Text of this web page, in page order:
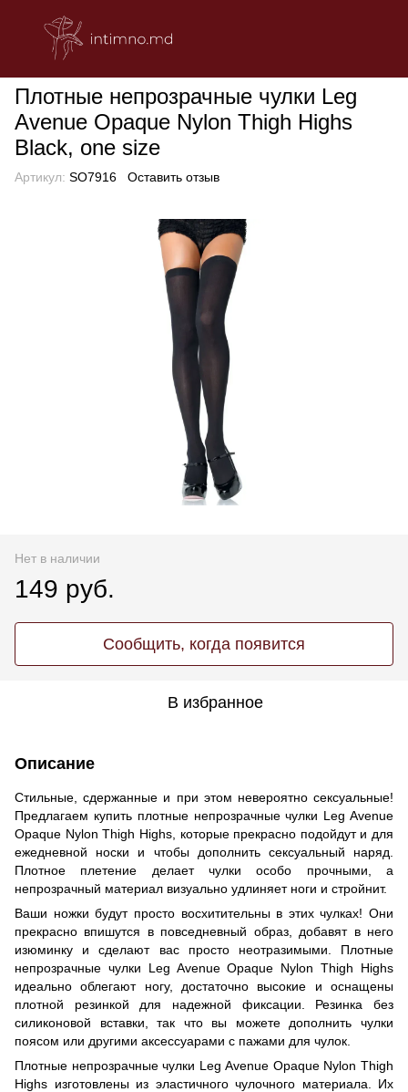
Плотные непрозрачные чулки Leg
Avenue Opaque Nylon Thigh Highs
Black, one size
Артикул: SO7916 Оставить отзыв
Нет в наличии
149 руб.
Сообщить, когда появится
В избранное
Описание
Стильные, сдержанные и при этом невероятно сексуальные!
Предлагаем купить плотные непрозрачные чулки Leg Avenue
Opaque Nylon Thigh Highs, которые прекрасно подойдут и для
ежедневной носки и чтобы дополнить сексуальный наряд.
Плотное плетение делает чулки особо прочными, а
непрозрачный материал визуально удлиняет ноги и стройнит.
Ваши ножки будут просто восхитительны в этих чулках! Они
прекрасно впишутся в повседневный образ, добавят в него
изюминку и сделают вас просто неотразимыми. Плотные
непрозрачные чулки Leg Avenue Opaque Nylon Thigh Highs
идеально облегают ногу, достаточно высокие и оснащены
плотной резинкой для надежной фиксации. Резинка без
силиконовой вставки, так что вы можете дополнить чулки
поясом или другими аксессуарами с пажами для чулок.
Плотные непрозрачные чулки Leg Avenue Opaque Nylon Thigh
Highs изготовлены из эластичного чулочного материала. Их